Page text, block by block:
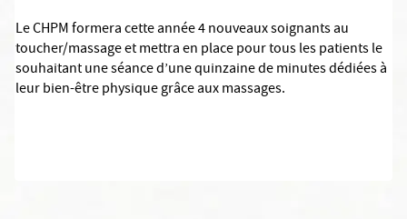
Le CHPM formera cette année 4 nouveaux soignants au
toucher/massage et mettra en place pour tous les patients le
souhaitant une séance d’une quinzaine de minutes dédiées à
leur bien-être physique grâce aux massages.